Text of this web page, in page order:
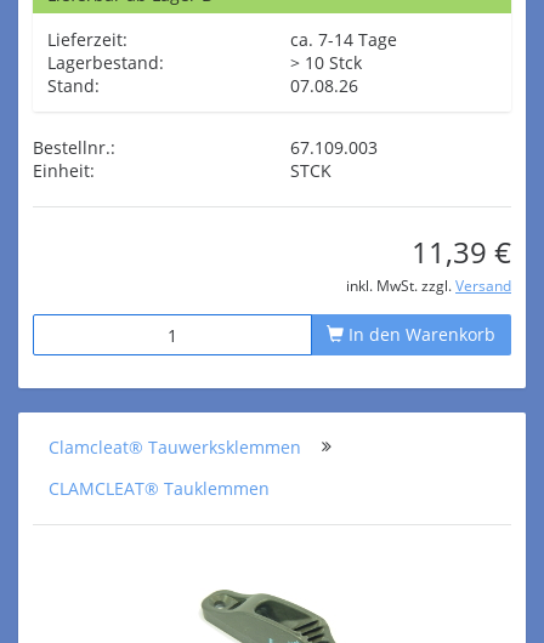
Lieferzeit:
ca. 7-14 Tage
Lagerbestand:
> 10 Stck
Stand:
07.08.26
Bestellnr.:
67.109.003
Einheit:
STCK
11,39 €
inkl. MwSt. zzgl. Versand
In den Warenkorb
Clamcleat® Tauwerksklemmen
CLAMCLEAT® Tauklemmen